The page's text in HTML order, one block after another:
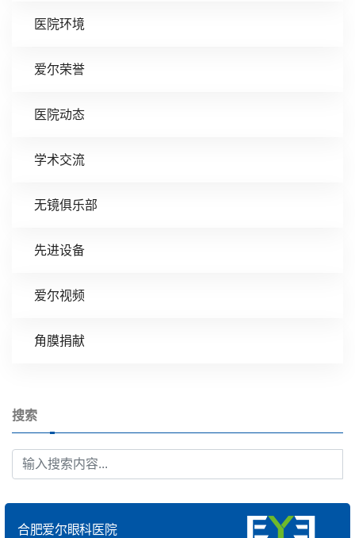
医院环境
爱尔荣誉
医院动态
学术交流
无镜俱乐部
先进设备
爱尔视频
角膜捐献
搜索
合肥爱尔眼科医院